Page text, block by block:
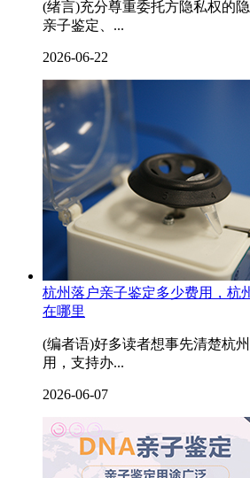
(绪言)充分尊重委托方隐私权的
亲子鉴定、...
2026-06-22
杭州落户亲子鉴定多少费用，杭
在哪里
(编者语)好多读者想事先清楚杭
用，支持办...
2026-06-07